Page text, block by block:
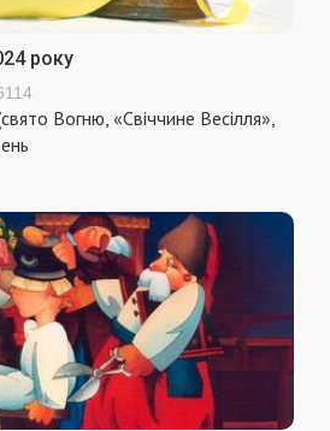
року
Вогню, «Свіччине Весілля»,